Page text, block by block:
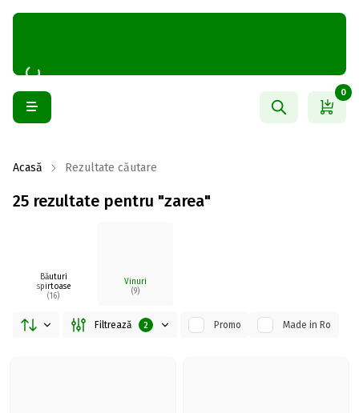
0
Acasă Rezultate căutare
25 rezultate pentru "zarea"
Băuturi
spirtoase
(16)
Vinuri
(9)
Filtrează 2 Promo Made in Ro